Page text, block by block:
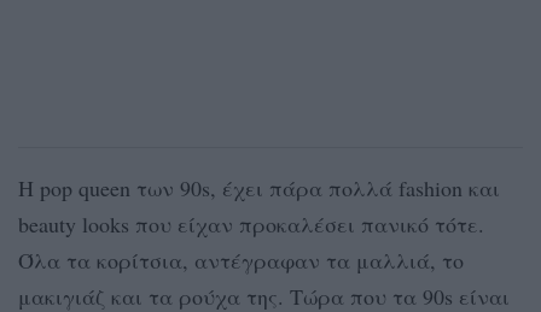
H pop queen των 90s, έχει πάρα πολλά fashion και
beauty looks που είχαν προκαλέσει πανικό τότε.
Όλα τα κορίτσια, αντέγραφαν τα μαλλιά, το
μακιγιάζ και τα ρούχα της. Τώρα που τα 90s είναι